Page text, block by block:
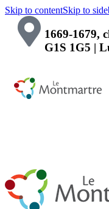
Skip to contentSkip to
1669-1679,
G1S 1G5 |